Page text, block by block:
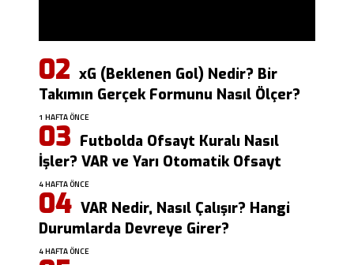
xG (Beklenen Gol) Nedir? Bir
Takımın Gerçek Formunu Nasıl Ölçer?
1 HAFTA ÖNCE
Futbolda Ofsayt Kuralı Nasıl
İşler? VAR ve Yarı Otomatik Ofsayt
4 HAFTA ÖNCE
VAR Nedir, Nasıl Çalışır? Hangi
Durumlarda Devreye Girer?
4 HAFTA ÖNCE